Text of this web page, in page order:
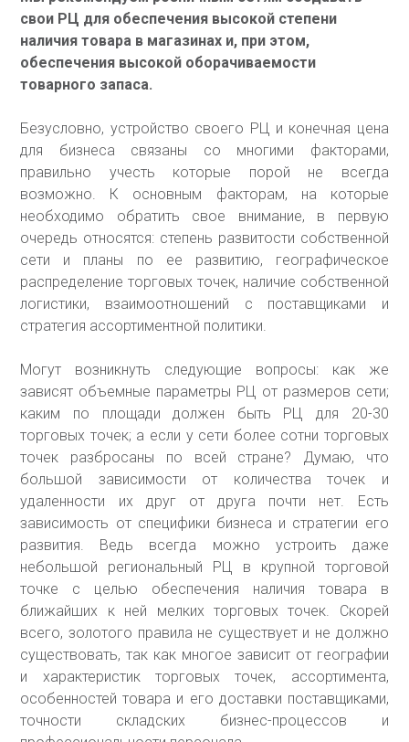
свои РЦ для обеспечения высокой степени
наличия товара в магазинах и, при этом,
обеспечения высокой оборачиваемости
товарного запаса.
Безусловно, устройство своего РЦ и конечная цена
для бизнеса связаны со многими факторами,
правильно учесть которые порой не всегда
возможно. К основным факторам, на которые
необходимо обратить свое внимание, в первую
очередь относятся: степень развитости собственной
сети и планы по ее развитию, географическое
распределение торговых точек, наличие собственной
логистики, взаимоотношений с поставщиками и
стратегия ассортиментной политики.
Могут возникнуть следующие вопросы: как же
зависят объемные параметры РЦ от размеров сети;
каким по площади должен быть РЦ для 20-30
торговых точек; а если у сети более сотни торговых
точек разбросаны по всей стране? Думаю, что
большой зависимости от количества точек и
удаленности их друг от друга почти нет. Есть
зависимость от специфики бизнеса и стратегии его
развития. Ведь всегда можно устроить даже
небольшой региональный РЦ в крупной торговой
точке с целью обеспечения наличия товара в
ближайших к ней мелких торговых точек. Скорей
всего, золотого правила не существует и не должно
существовать, так как многое зависит от географии
и характеристик торговых точек, ассортимента,
особенностей товара и его доставки поставщиками,
точности складских бизнес-процессов и